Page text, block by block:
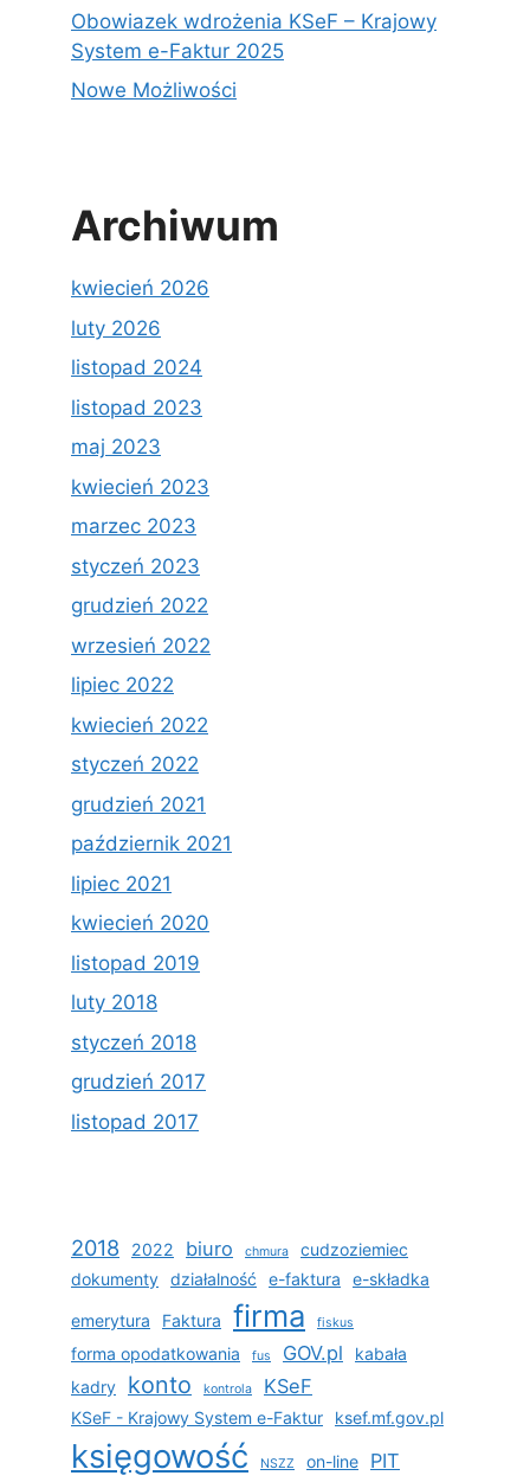
Obowiazek wdrożenia KSeF – Krajowy
System e-Faktur 2025
Nowe Możliwości
Archiwum
kwiecień 2026
luty 2026
listopad 2024
listopad 2023
maj 2023
kwiecień 2023
marzec 2023
styczeń 2023
grudzień 2022
wrzesień 2022
lipiec 2022
kwiecień 2022
styczeń 2022
grudzień 2021
październik 2021
lipiec 2021
kwiecień 2020
listopad 2019
luty 2018
styczeń 2018
grudzień 2017
listopad 2017
2018 2022 biuro chmura
cudzoziemiec
dokumenty działalność e-faktura e-składka
emerytura Faktura firma fiskus
forma opodatkowania fus GOV.pl
kabała
kadry
konto kontrola KSeF
KSeF - Krajowy System e-Faktur ksef.mf.gov.pl
księgowość NSZZ on-line PIT